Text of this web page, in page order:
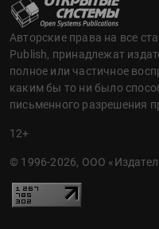
Авторские права на все
Publish, принадлежат
полное или частичное
каким бы то ни было
письменного разрешения
12+
© 1996-2026, ООО